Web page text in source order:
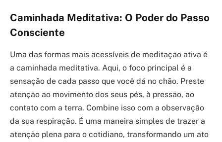
Caminhada Meditativa: O Poder do Passo
Consciente
Uma das formas mais acessíveis de meditação ativa é
a caminhada meditativa. Aqui, o foco principal é a
sensação de cada passo que você dá no chão. Preste
atenção ao movimento dos seus pés, à pressão, ao
contato com a terra. Combine isso com a observação
da sua respiração. É uma maneira simples de trazer a
atenção plena para o cotidiano, transformando um ato